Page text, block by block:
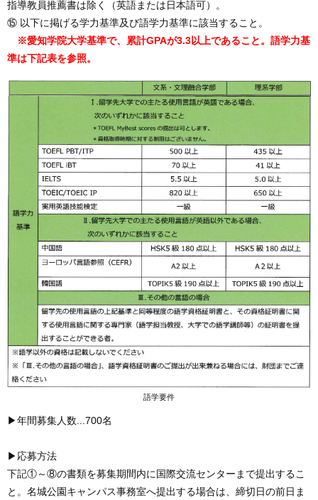
指導教員推薦書は除く（英語または日本語可）。
⑮ 以下に掲げる学力基準及び語学力基準に該当すること。
※愛知学院大学基準で、累計GPAが3.3以上であること。語学力基
準は下記表を参照。
語学要件
▶年間募集人数...700名
▶応募方法
下記①～⑧の書類を募集期間内に国際交流センターまで提出するこ
と。名城公園キャンパス事務室へ提出する場合は、締切日の前日ま